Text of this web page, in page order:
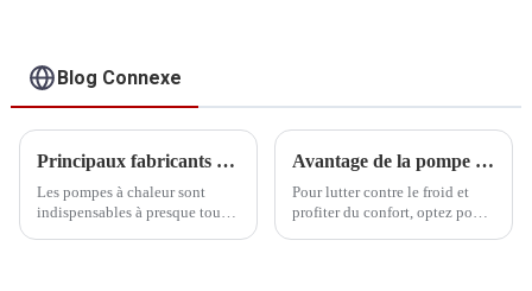
système de
refroidissement par
air et eau
Blog Connexe
Principaux fabricants de pompes à chaleur au propane R290
Les pompes à chaleur sont
indispensables à presque tous
Avantage de la pompe à chaleur monobloc HEEALARX Inverter Air Eau Chauffage Refroidissement Maison
Pour lutter contre le froid et
profiter du confort, optez pour